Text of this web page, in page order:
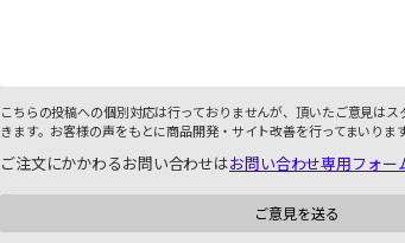
こちらの投稿への個別対応は行っておりませんが、頂いたご意見は
きます。お客様の声をもとに商品開発・サイト改善を行ってまいります
ご注文にかかわるお問い合わせはお問い合わせ専用フォー